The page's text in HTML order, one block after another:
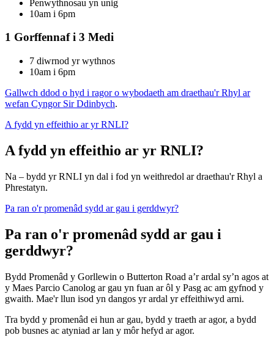
Penwythnosau yn unig
10am i 6pm
1 Gorffennaf i 3 Medi
7 diwrnod yr wythnos
10am i 6pm
Gallwch ddod o hyd i ragor o wybodaeth am draethau'r Rhyl ar
wefan Cyngor Sir Ddinbych.
A fydd yn effeithio ar yr RNLI?
A fydd yn effeithio ar yr RNLI?
Na – bydd yr RNLI yn dal i fod yn weithredol ar draethau'r Rhyl a
Phrestatyn.
Pa ran o'r promenâd sydd ar gau i gerddwyr?
Pa ran o'r promenâd sydd ar gau i
gerddwyr?
Bydd Promenâd y Gorllewin o Butterton Road a’r ardal sy’n agos at
y Maes Parcio Canolog ar gau yn fuan ar ôl y Pasg ac am gyfnod y
gwaith. Mae'r llun isod yn dangos yr ardal yr effeithiwyd arni.
Tra bydd y promenâd ei hun ar gau, bydd y traeth ar agor, a bydd
pob busnes ac atyniad ar lan y môr hefyd ar agor.